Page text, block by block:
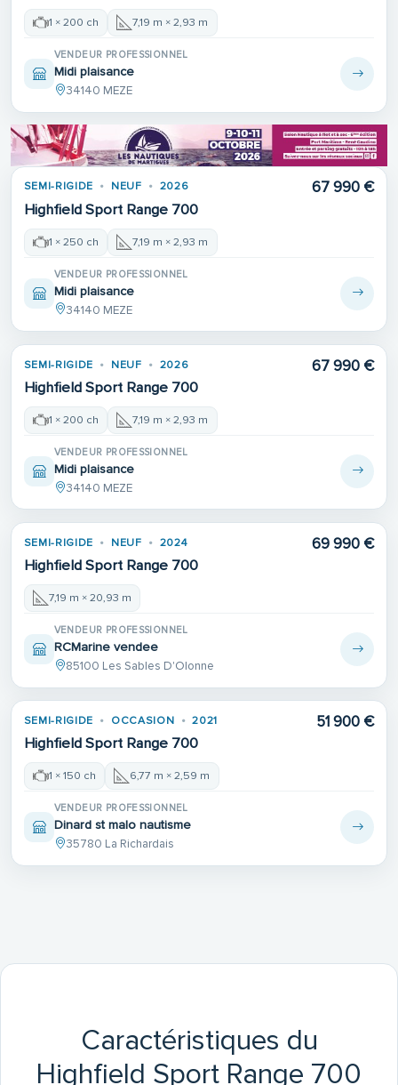
1 × 200 ch 7,19 m × 2,93 m
VENDEUR PROFESSIONNEL
Midi plaisance
34140 MEZE
SEMI-RIGIDE NEUF 2026
Highfield Sport Range 700
67 990 €
1 × 250 ch 7,19 m × 2,93 m
VENDEUR PROFESSIONNEL
Midi plaisance
34140 MEZE
SEMI-RIGIDE NEUF 2026
Highfield Sport Range 700
67 990 €
1 × 200 ch 7,19 m × 2,93 m
VENDEUR PROFESSIONNEL
Midi plaisance
34140 MEZE
SEMI-RIGIDE NEUF 2024
Highfield Sport Range 700
69 990 €
7,19 m × 20,93 m
VENDEUR PROFESSIONNEL
RCMarine vendee
85100 Les Sables D'Olonne
SEMI-RIGIDE OCCASION 2021
Highfield Sport Range 700
51 900 €
1 × 150 ch 6,77 m × 2,59 m
VENDEUR PROFESSIONNEL
Dinard st malo nautisme
35780 La Richardais
Caractéristiques du
Highfield Sport Range 700